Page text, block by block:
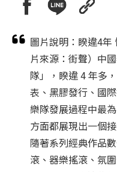
圖片說明：睽違4年
片來源：街聲）中
隊」，睽違 4 年多
表、黑膠發行、國
樂隊發展過程中最
方面都展現出一個
隨著系列經典作品
滾、器樂搖滾、氛